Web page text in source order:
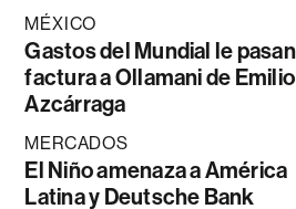
MÉXICO
Gastos del Mundial le pasan
factura a Ollamani de Emilio
Azcárraga
MERCADOS
El Niño amenaza a América
Latina y Deutsche Bank